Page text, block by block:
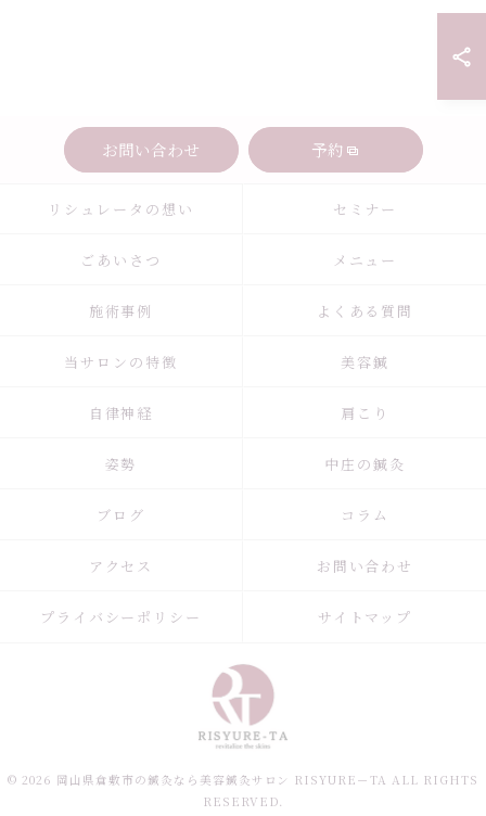
お問い合わせ 予約
リシュレータの想い セミナー
ごあいさつ メニュー
施術事例 よくある質問
当サロンの特徴 美容鍼
自律神経 肩こり
姿勢 中庄の鍼灸
ブログ コラム
アクセス お問い合わせ
プライバシーポリシー サイトマップ
© 2026 岡山県倉敷市の鍼灸なら美容鍼灸サロン RISYURE－TA ALL RIGHTS
RESERVED.